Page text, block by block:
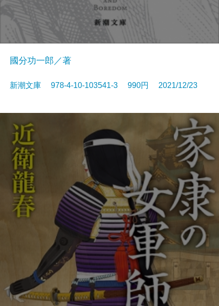
國分功一郎／著
新潮文庫 978-4-10-103541-3 990円 2021/12/23